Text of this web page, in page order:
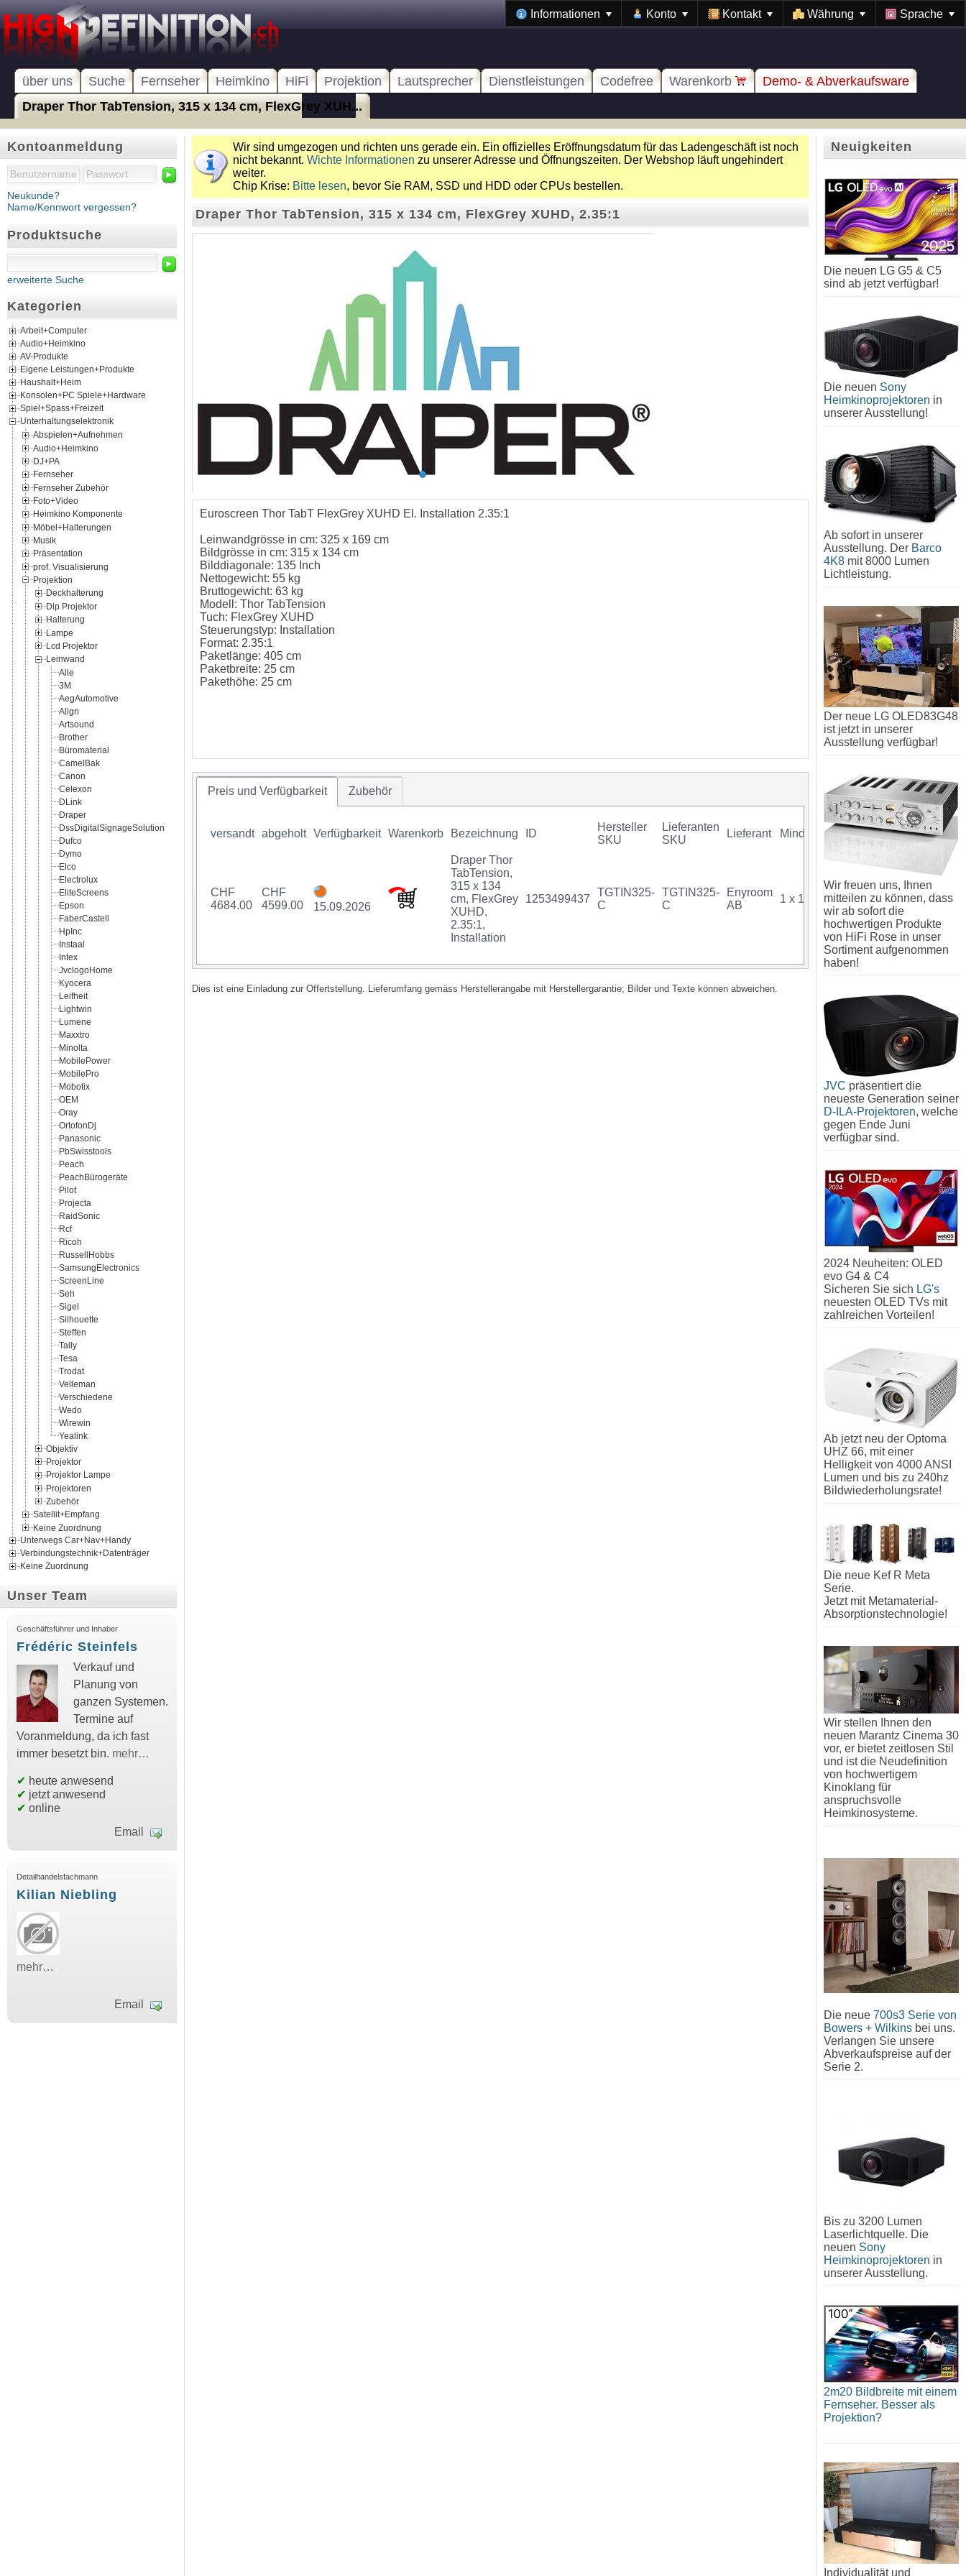
Informationen Konto Kontakt Währung Sprache
über uns Suche Fernseher Heimkino HiFi Projektion Lautsprecher Dienstleistungen Codefree Warenkorb
Demo- & Abverkaufsware
Draper Thor TabTension, 315 x 134 cm, FlexGrey XUH...
Kontoanmeldung
►
Neukunde?
Name/Kennwort vergessen?
Produktsuche
►
erweiterte Suche
Kategorien
Arbeit+Computer
Audio+Heimkino
AV-Produkte
Eigene Leistungen+Produkte
Haushalt+Heim
Konsolen+PC Spiele+Hardware
Spiel+Spass+Freizeit
Unterhaltungselektronik
Abspielen+Aufnehmen
Audio+Heimkino
DJ+PA
Fernseher
Fernseher Zubehör
Foto+Video
Heimkino Komponente
Möbel+Halterungen
Musik
Präsentation
prof. Visualisierung
Projektion
Deckhalterung
Dlp Projektor
Halterung
Lampe
Lcd Projektor
Leinwand
Alle
3M
AegAutomotive
Align
Artsound
Brother
Büromaterial
CamelBak
Canon
Celexon
DLink
Draper
DssDigitalSignageSolution
Dufco
Dymo
Elco
Electrolux
EliteScreens
Epson
FaberCastell
HpInc
Instaal
Intex
JvclogoHome
Kyocera
Leifheit
Lightwin
Lumene
Maxxtro
Minolta
MobilePower
MobilePro
Mobotix
OEM
Oray
OrtofonDj
Panasonic
PbSwisstools
Peach
PeachBürogeräte
Pilot
Projecta
RaidSonic
Rcf
Ricoh
RussellHobbs
SamsungElectronics
ScreenLine
Seh
Sigel
Silhouette
Steffen
Tally
Tesa
Trodat
Velleman
Verschiedene
Wedo
Wirewin
Yealink
Objektiv
Projektor
Projektor Lampe
Projektoren
Zubehör
Satellit+Empfang
Keine Zuordnung
Unterwegs Car+Nav+Handy
Verbindungstechnik+Datenträger
Keine Zuordnung
Unser Team
Geschäftsführer und Inhaber
Frédéric Steinfels
Verkauf und
Planung von
ganzen Systemen.
Termine auf
Voranmeldung, da ich fast
immer besetzt bin. mehr…
✔ heute anwesend
✔ jetzt anwesend
✔ online
Email
Detailhandelsfachmann
Kilian Niebling
mehr…
Email
Wir sind umgezogen und richten uns gerade ein. Ein offizielles Eröffnungsdatum für das Ladengeschäft ist noch
nicht bekannt. Wichte Informationen zu unserer Adresse und Öffnungszeiten. Der Webshop läuft ungehindert
weiter.
Chip Krise: Bitte lesen, bevor Sie RAM, SSD und HDD oder CPUs bestellen.
Draper Thor TabTension, 315 x 134 cm, FlexGrey XUHD, 2.35:1
Euroscreen Thor TabT FlexGrey XUHD El. Installation 2.35:1
Leinwandgrösse in cm: 325 x 169 cm
Bildgrösse in cm: 315 x 134 cm
Bilddiagonale: 135 Inch
Nettogewicht: 55 kg
Bruttogewicht: 63 kg
Modell: Thor TabTension
Tuch: FlexGrey XUHD
Steuerungstyp: Installation
Format: 2.35:1
Paketlänge: 405 cm
Paketbreite: 25 cm
Pakethöhe: 25 cm
Preis und Verfügbarkeit Zubehör
versandt abgeholt Verfügbarkeit Warenkorb Bezeichnung ID
Hersteller
SKU
Lieferanten
SKU
Lieferant Mindestkauf GTIN Garantie
CHF
4684.00
CHF
4599.00
15.09.2026
Draper Thor
TabTension,
315 x 134
cm, FlexGrey
XUHD,
2.35:1,
Installation
1253499437
TGTIN325-
C
TGTIN325-
C
Enyroom
AB
1 x 1 Stück
Dies ist eine Einladung zur Offertstellung. Lieferumfang gemäss Herstellerangabe mit Herstellergarantie; Bilder und Texte können abweichen.
Neuigkeiten
Die neuen LG G5 & C5
sind ab jetzt verfügbar!
Die neuen Sony
Heimkinoprojektoren in
unserer Ausstellung!
Ab sofort in unserer
Ausstellung. Der Barco
4K8 mit 8000 Lumen
Lichtleistung.
Der neue LG OLED83G48
ist jetzt in unserer
Ausstellung verfügbar!
Wir freuen uns, Ihnen
mitteilen zu können, dass
wir ab sofort die
hochwertigen Produkte
von HiFi Rose in unser
Sortiment aufgenommen
haben!
JVC präsentiert die
neueste Generation seiner
D-ILA-Projektoren, welche
gegen Ende Juni
verfügbar sind.
2024 Neuheiten: OLED
evo G4 & C4
Sicheren Sie sich LG's
neuesten OLED TVs mit
zahlreichen Vorteilen!
Ab jetzt neu der Optoma
UHZ 66, mit einer
Helligkeit von 4000 ANSI
Lumen und bis zu 240hz
Bildwiederholungsrate!
Die neue Kef R Meta
Serie.
Jetzt mit Metamaterial-
Absorptionstechnologie!
Wir stellen Ihnen den
neuen Marantz Cinema 30
vor, er bietet zeitlosen Stil
und ist die Neudefinition
von hochwertigem
Kinoklang für
anspruchsvolle
Heimkinosysteme.
Die neue 700s3 Serie von
Bowers + Wilkins bei uns.
Verlangen Sie unsere
Abverkaufspreise auf der
Serie 2.
Bis zu 3200 Lumen
Laserlichtquelle. Die
neuen Sony
Heimkinoprojektoren in
unserer Ausstellung.
2m20 Bildbreite mit einem
Fernseher. Besser als
Projektion?
Individualität und